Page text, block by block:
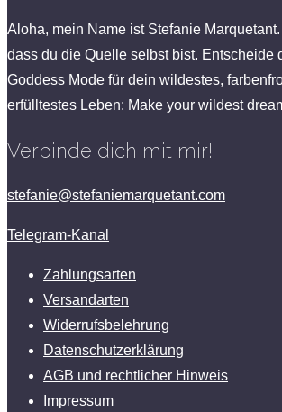
Aloha, mein Name ist Stefanie
dass du die Quelle selbst bist. Entscheide
Goddess Mode für dein wildestes,
erfülltestes Leben: Make your wildest
Verbinde dich mit mir!
stefanie@stefaniemarquetant.com
Telegram-Kanal
Zahlungsarten
Versandarten
Widerrufsbelehrung
Datenschutzerklärung
AGB und rechtlicher Hinweis
Impressum